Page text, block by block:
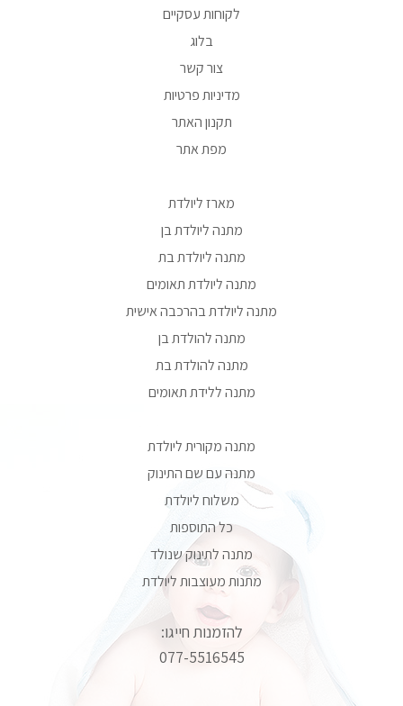
לקוחות עסקיים
בלוג
צור קשר
מדיניות פרטיות
תקנון האתר
מפת אתר
מארז ליולדת
מתנה ליולדת בן
מתנה ליולדת בת
מתנה ליולדת תאומים
מתנה ליולדת בהרכבה אישית
מתנה להולדת בן
מתנה להולדת בת
מתנה ללידת תאומים
מתנה מקורית ליולדת
מתנה עם שם התינוק
משלוח ליולדת
כל התוספות
מתנה לתינוק שנולד
מתנות מעוצבות ליולדת
להזמנות חייגו:
077-5516545